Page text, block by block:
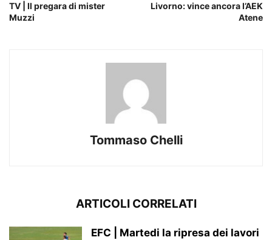
TV | Il pregara di mister
Muzzi
Livorno: vince ancora l’AEK
Atene
Tommaso Chelli
ARTICOLI CORRELATI
EFC | Martedi la ripresa dei lavori